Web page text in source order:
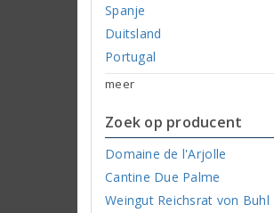
Spanje
Duitsland
Portugal
meer
Zoek op producent
Domaine de l'Arjolle
Cantine Due Palme
Weingut Reichsrat von Buhl